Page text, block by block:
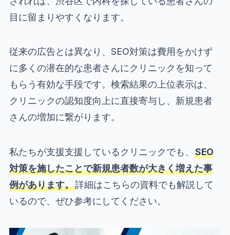
目に留まりやすくなります。
従来の広告とは異なり、SEO対策は費用をかけず
に多くの潜在的な患者さんにクリニックを知って
もらう有効な手段です。検索結果の上位表示は、
クリニックの認知度向上に直接寄与し、新規患者
さんの増加に繋がります。
私たちが支援支援しているクリニックでも、 SEO
対策を施したことで新規患者数が大きく増えた事
例があります。詳細はこちらの資料でも解説して
いるので、ぜひ参考にしてください。